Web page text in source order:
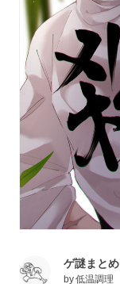
ゲ謎まとめ
by低温調理